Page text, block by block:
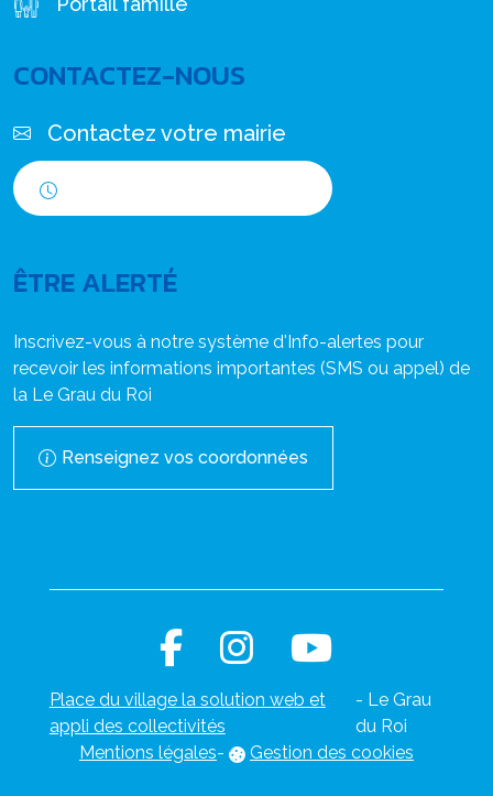
CONTACTEZ-NOUS
Contactez votre mairie
ÊTRE ALERTÉ
Inscrivez-vous à notre système d'Info-alertes pour
recevoir les informations importantes (SMS ou appel) de
la Le Grau du Roi
Renseignez vos coordonnées
Place du village la solution web et
appli des collectivités
- Le Grau
du Roi
Mentions légales- Gestion des cookies